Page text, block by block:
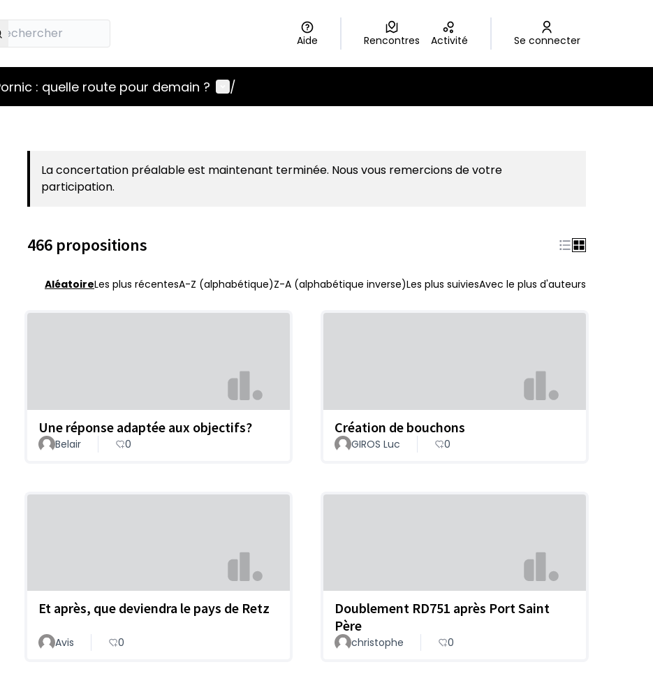
Aide Rencontres Activité Se connecter
: quelle route pour demain ? Menu utilisateur
/
La concertation préalable est maintenant terminée. Nous vous remercions de votre
participation.
466 propositions
AléatoireLes plus récentesA-Z (alphabétique)Z-A (alphabétique inverse)Les plus suiviesAvec le plus d'auteurs
Une réponse adaptée aux objectifs?
Belair 0
Création de bouchons
GIROS Luc 0
Et après, que deviendra le pays de Retz
Avis 0
Doublement RD751 après Port Saint
Père
christophe 0